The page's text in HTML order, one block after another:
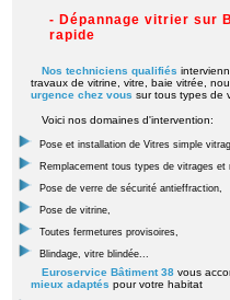
- Dépannage vitrier sur
rapide
Nos techniciens qualifiés
travaux de vitrine, vitre, baie vitrée,
urgence chez vous sur tous types de
Voici nos domaines d'intervention:
Pose et installation de Vitres simple
Remplacement tous types de vitrages et
Pose de verre de sécurité antieffraction,
Pose de vitrine,
Toutes fermetures provisoires,
Blindage, vitre blindée...
Euroservice Bâtiment 38vous
mieux adaptés pour votre habitat